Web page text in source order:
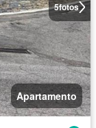
5fotos
Apartamento